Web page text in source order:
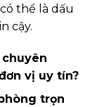
thể là dấu
cậy.
vị uy tín?
trọn